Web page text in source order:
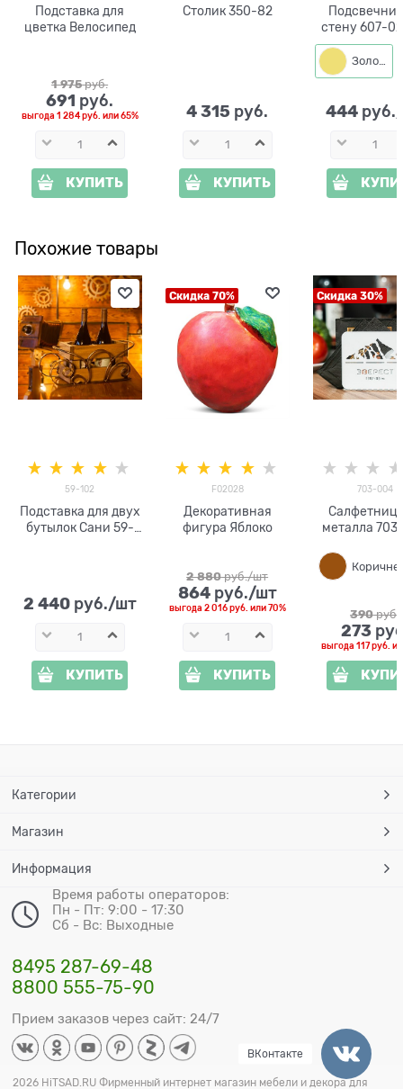
Подставка для
цветка Велосипед
1 975 руб.
691 руб.
выгода 1 284 руб. или65%
КУПИТЬ
Столик 350-82
4 315 руб.
КУПИТЬ
стену 607-
одну
Золото
444
Похожие товары
59-102
Подставка для двух
бутылок Сани 59-
2 440 руб./шт
КУПИТЬ
Скидка 70%
F02028
Декоративная
фигура Яблоко
2 880 руб./шт
864 руб./шт
выгода 2 016 руб. или70%
КУПИТЬ
Скидка 30%
703-004
390 руб.
273
выгода 117 руб.
Категории
Магазин
Информация
Время работы операторов:
Пн - Пт: 9:00 - 17:30
Сб - Вс: Выходные
8495 287-69-48
8800 555-75-90
Прием заказов через сайт: 24/7
2026 HiTSAD.RU Фирменный интернет магазин мебели и декора для
ВКонтакте